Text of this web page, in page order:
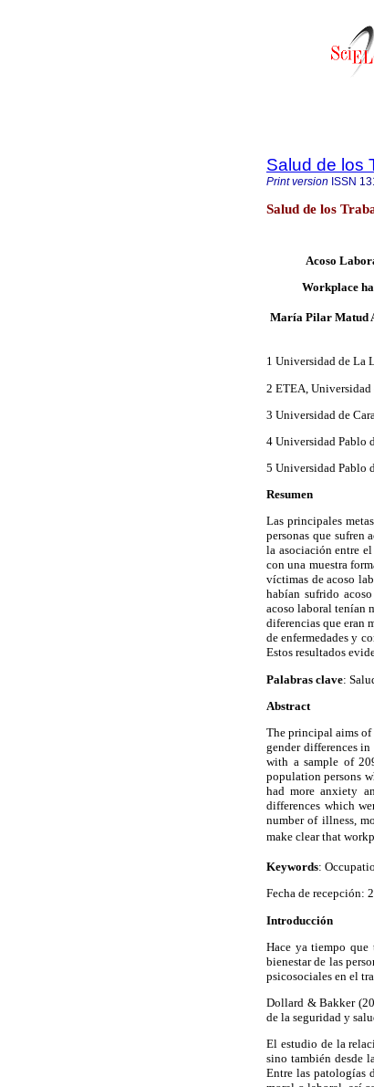
Salud de los
Print version ISSN
Salud de los
Acoso
Workplace
María Pilar Matud
1 Universidad de La
2 ETEA, Universidad
3 Universidad de
4 Universidad Pablo
5 Universidad Pablo
Resumen
Las principales
personas que sufren
la asociación entre
con una muestra
víctimas de acoso
habían sufrido
acoso laboral tenían
diferencias que eran
de enfermedades y
Estos resultados
Palabras clave:
Abstract
The principal aims of
gender differences in
with a sample of
population persons
had more anxiety
differences which
number of illness,
make clear that
Keywords:
Fecha de recepción:
Introducción
Hace ya tiempo
bienestar de las
psicosociales en el
Dollard & Bakker
de la seguridad y
El estudio de la
sino también desde
Entre las patologías